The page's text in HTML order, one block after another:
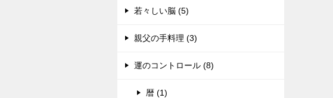
若々しい脳 (5)
親父の手料理 (3)
運のコントロール (8)
暦 (1)